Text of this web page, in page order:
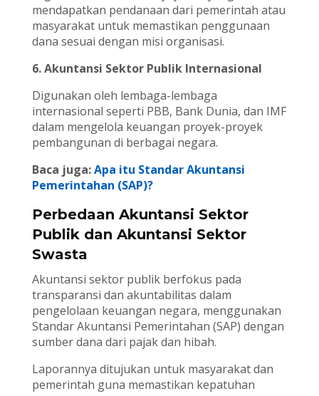
mendapatkan pendanaan dari pemerintah atau
masyarakat untuk memastikan penggunaan
dana sesuai dengan misi organisasi.
6. Akuntansi Sektor Publik Internasional
Digunakan oleh lembaga-lembaga
internasional seperti PBB, Bank Dunia, dan IMF
dalam mengelola keuangan proyek-proyek
pembangunan di berbagai negara.
Baca juga:Apa itu Standar Akuntansi
Pemerintahan (SAP)?
Perbedaan Akuntansi Sektor
Publik dan Akuntansi Sektor
Swasta
Akuntansi sektor publik berfokus pada
transparansi dan akuntabilitas dalam
pengelolaan keuangan negara, menggunakan
Standar Akuntansi Pemerintahan (SAP) dengan
sumber dana dari pajak dan hibah.
Laporannya ditujukan untuk masyarakat dan
pemerintah guna memastikan kepatuhan